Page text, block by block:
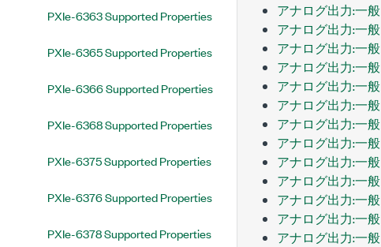
PXIe-6363 Supported Properties
PXIe-6365 Supported Properties
PXIe-6366 Supported Properties
PXIe-6368 Supported Properties
PXIe-6375 Supported Properties
PXIe-6376 Supported Properties
PXIe-6378 Supported Properties
アナログ出力:一
アナログ出力:一
アナログ出力:一
アナログ出力:一
アナログ出力:一
アナログ出力:一
アナログ出力:一
アナログ出力:一
アナログ出力:一
アナログ出力:一
アナログ出力:一
アナログ出力:一
アナログ出力:一